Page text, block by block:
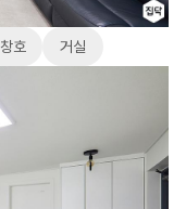
창호 거실